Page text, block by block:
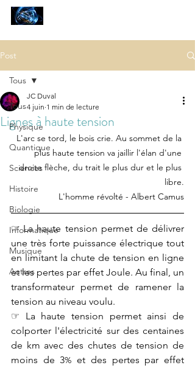
Post
Tous
Physique
Quantique
Sciences
Histoire
Biologie
Informatique
Musique
Autres
Tous
Lignes à haute tension
JC Duval
4 juin 1 min de lecture
L'arc se tord, le bois crie. Au sommet de la
plus haute tension va jaillir l'élan d'une
droite flèche, du trait le plus dur et le plus
libre.
L'homme révolté - Albert Camus
☞ La haute tension permet de délivrer
une très forte puissance électrique tout
en limitant la chute de tension en ligne
et les pertes par effet Joule. Au final, un
transformateur permet de ramener la
tension au niveau voulu.
☞ La haute tension permet ainsi de
colporter l'électricité sur des centaines
de km avec des chutes de tension de
moins de 3% et des pertes par effet